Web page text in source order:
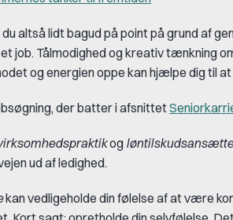
altså lidt bagud på point på grund af
job. Tålmodighed og kreativ tænkning
og energien oppe kan hjælpe dig til at
der batter i afsnittet
og
ud af ledighed.
kan vedligeholde din følelse af at være